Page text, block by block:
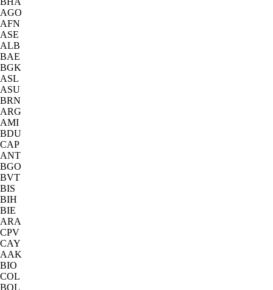
AGO
AFN
ASE
ALB
BAE
BGK
ASL
ASU
BRN
ARG
AMI
BDU
CAP
ANT
BGO
BVT
BIS
BIH
BIE
ARA
CPV
CAY
AAK
BIO
COL
BOL